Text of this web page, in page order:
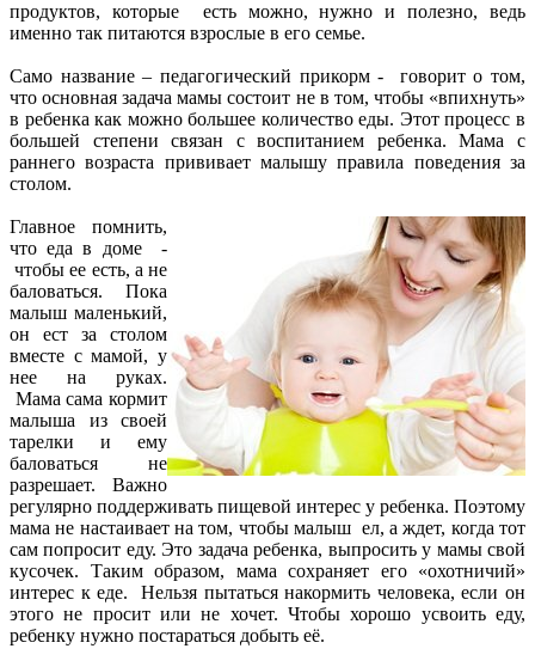
продуктов, которые есть можно, нужно и полезно, ведь
именно так питаются взрослые в его семье.
Само название – педагогический прикорм - говорит о том,
что основная задача мамы состоит не в том, чтобы «впихнуть»
в ребенка как можно большее количество еды. Этот процесс в
большей степени связан с воспитанием ребенка. Мама с
раннего возраста прививает малышу правила поведения за
столом.
Главное помнить,
что еда в доме -
чтобы ее есть, а не
баловаться. Пока
малыш маленький,
он ест за столом
вместе с мамой, у
нее на руках.
Мама сама кормит
малыша из своей
тарелки и ему
баловаться не
разрешает. Важно
регулярно поддерживать пищевой интерес у ребенка. Поэтому
мама не настаивает на том, чтобы малыш ел, а ждет, когда тот
сам попросит еду. Это задача ребенка, выпросить у мамы свой
кусочек. Таким образом, мама сохраняет его «охотничий»
интерес к еде. Нельзя пытаться накормить человека, если он
этого не просит или не хочет. Чтобы хорошо усвоить еду,
ребенку нужно постараться добыть её.